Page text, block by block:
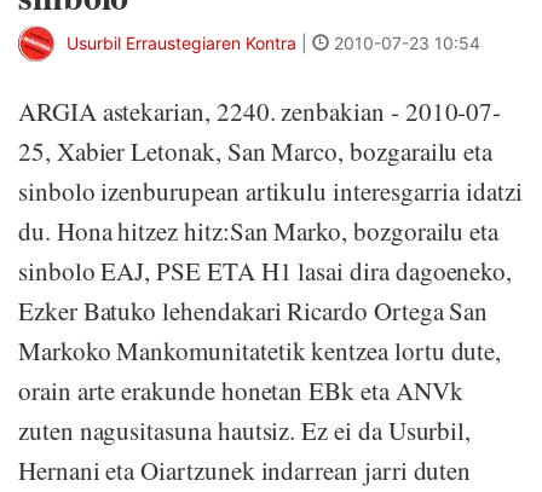
Usurbil Erraustegiaren Kontra 2010-07-23 10:54
ARGIA astekarian, 2240. zenbakian - 2010-07-
25, Xabier Letonak, San Marco, bozgarailu eta
sinbolo izenburupean artikulu interesgarria idatzi
du. Hona hitzez hitz:San Marko, bozgorailu eta
sinbolo EAJ, PSE ETA H1 lasai dira dagoeneko,
Ezker Batuko lehendakari Ricardo Ortega San
Markoko Mankomunitatetik kentzea lortu dute,
orain arte erakunde honetan EBk eta ANVk
zuten nagusitasuna hautsiz. Ez ei da Usurbil,
Hernani eta Oiartzunek indarrean jarri duten